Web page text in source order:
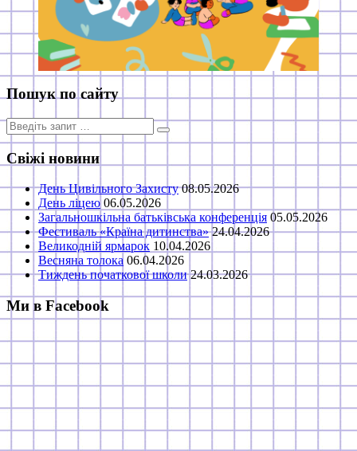
Пошук по сайту
Пошук
для:
Свіжі новини
День Цивільного Захисту 08.05.2026
День ліцею 06.05.2026
Загальношкільна батьківська конференція 05.05.2026
Фестиваль «Країна дитинства» 24.04.2026
Великодній ярмарок 10.04.2026
Весняна толока 06.04.2026
Тиждень початкової школи 24.03.2026
Ми в Facebook